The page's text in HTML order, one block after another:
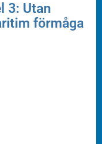
3: Utan
förmåga